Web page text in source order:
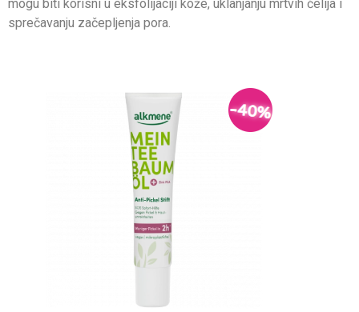
mogu biti korisni u eksfolijaciji kože, uklanjanju mrtvih ćelija i
sprečavanju začepljenja pora.